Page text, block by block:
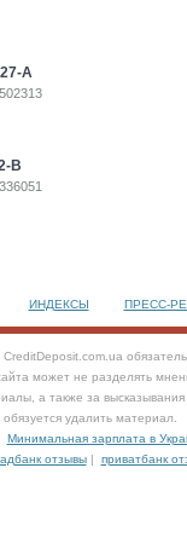
А
В
ИНДЕКСЫ ПРЕСС-
может не разделять
а также за высказывания
удалить материал.
Минимальная зарплата в
отзывы| приватбанк